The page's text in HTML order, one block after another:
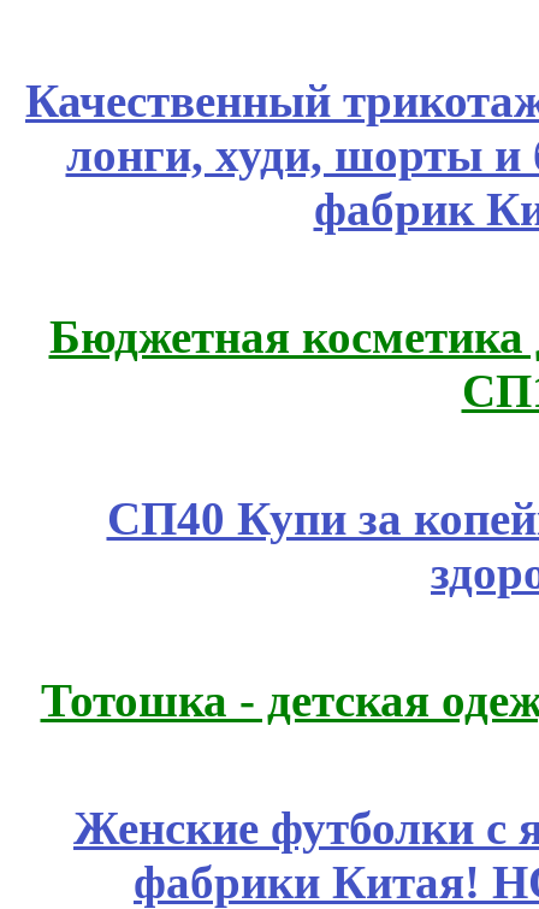
Качественный
лонги, худи, шорты
фабрик
Бюджетная косметика
СП40 Купи за
Тотошка - детская
Женские футболки с
фабрики Китая!